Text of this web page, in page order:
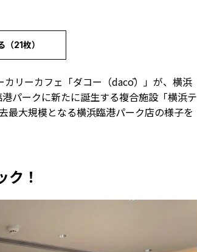
21枚）
リーカフェ「ダコー（dacō）」が、横浜
パークに新たに誕生する複合施設「横浜テ
最大規模となる横浜臨港パーク店の様子を
！